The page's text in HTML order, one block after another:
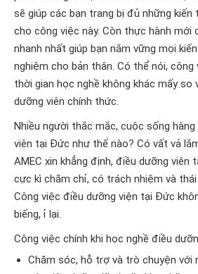
sẽ giúp các bạn trang bị đủ những
cho công việc này. Còn thực hành mới
nhanh nhất giúp bạn nắm vững mọi
nghiệm cho bản thân. Có thể nói, công
thời gian học nghề không khác mấy so
dưỡng viên chính thức.
Nhiều người thắc mắc, cuộc sống
viên tại Đức như thế nào? Có vất vả
AMEC xin khẳng định, điều dưỡng viên
cực kì chăm chỉ, có trách nhiệm và
Công việc điều dưỡng viện tại Đức
biếng, ỉ lại.
Công việc chính khi học nghề điều
Chăm sóc, hỗ trợ và trò chuyện với